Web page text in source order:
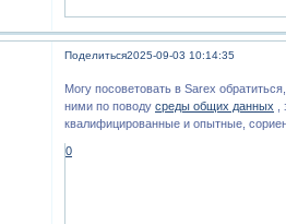
Поделиться2025-09-03 10:14:35
Могу посоветовать в Sarex
ними по поводусреды общих данных ,
квалифицированные и опытные,
0